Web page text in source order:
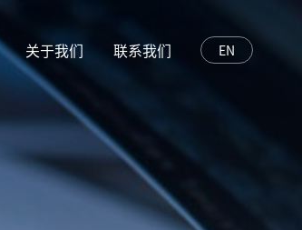
关于我们 联系我们 EN